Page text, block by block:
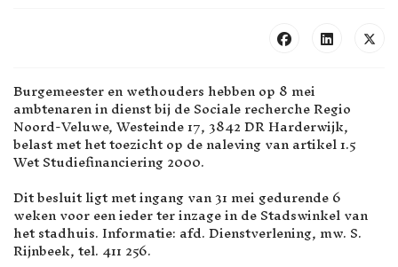
Burgemeester en wethouders hebben op 8 mei
ambtenaren in dienst bij de Sociale recherche Regio
Noord-Veluwe, Westeinde 17, 3842 DR Harderwijk,
belast met het toezicht op de naleving van artikel 1.5
Wet Studiefinanciering 2000.
Dit besluit ligt met ingang van 31 mei gedurende 6
weken voor een ieder ter inzage in de Stadswinkel van
het stadhuis. Informatie: afd. Dienstverlening, mw. S.
Rijnbeek, tel. 411 256.